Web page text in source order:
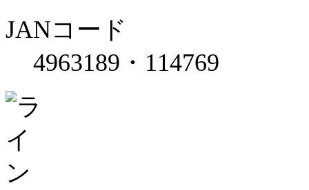
JANコード
4963189・114769